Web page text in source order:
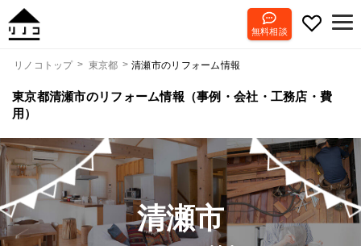
無料相談
リノコトップ 東京都 清瀬市のリフォーム情報
東京都清瀬市のリフォーム情報（事例・会社・工務店・費
用）
清瀬市